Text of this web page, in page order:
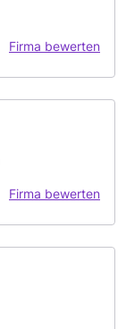
Firma bewerten
Firma bewerten